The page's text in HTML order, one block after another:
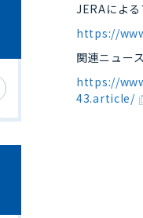
JERAによ
https://
関連ニュース
https://
43.article/